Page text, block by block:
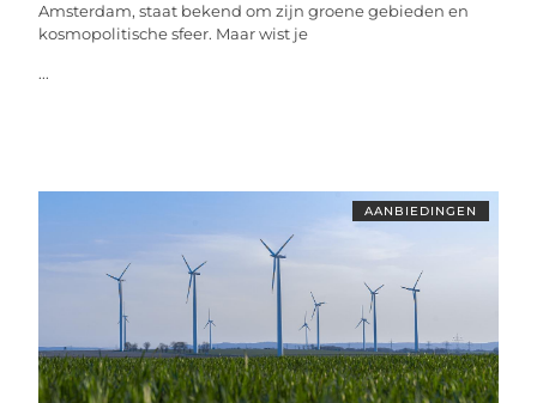
Amsterdam, staat bekend om zijn groene gebieden en
kosmopolitische sfeer. Maar wist je
...
AANBIEDINGEN